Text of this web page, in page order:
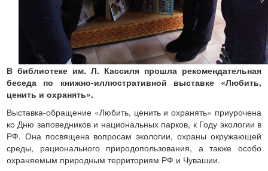
В библиотеке им. Л. Кассиля прошла рекомендательная
беседа по книжно-иллюстративной выставке «Любить,
ценить и охранять».
Выставка-обращение «Любить, ценить и охранять» приурочена
ко Дню заповедников и национальных парков, к Году экологии в
РФ. Она посвящена вопросам экологии, охраны окружающей
среды, рационального природопользования, а также особо
охраняемым природным территориям РФ и Чувашии.